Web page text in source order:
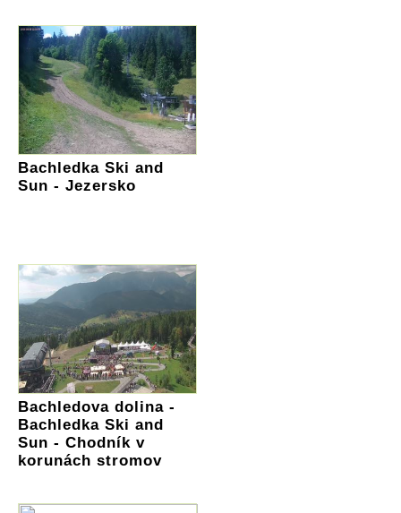
Bachledka Ski and
Sun - Jezersko
Bachledova dolina -
Bachledka Ski and
Sun - Chodník v
korunách stromov